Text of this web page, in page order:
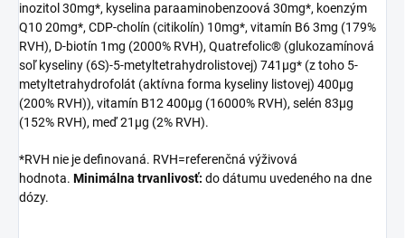
inozitol 30mg*, kyselina paraaminobenzoová 30mg*, koenzým
Q10 20mg*, CDP-cholín (citikolín) 10mg*, vitamín B6 3mg (179%
RVH), D-biotín 1mg (2000% RVH), Quatrefolic® (glukozamínová
soľ kyseliny (6S)-5-metyltetrahydrolistovej) 741μg* (z toho 5-
metyltetrahydrofolát (aktívna forma kyseliny listovej) 400μg
(200% RVH)), vitamín B12 400μg (16000% RVH), selén 83μg
(152% RVH), meď 21μg (2% RVH).
*RVH nie je definovaná. RVH=referenčná výživová
hodnota. Minimálna trvanlivosť: do dátumu uvedeného na dne
dózy.